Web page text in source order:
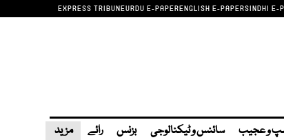
EXPRESS TRIBUNEURDU E-PAPERENGLISH E-PAPERSINDHI E-
و عجیب سائنس و ٹیکنالوجی بزنس رائے مزید